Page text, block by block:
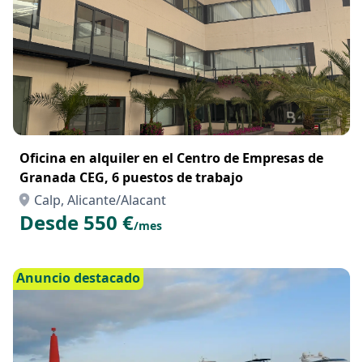
Oficina en alquiler en el Centro de Empresas de
Granada CEG, 6 puestos de trabajo
Calp, Alicante/Alacant
Desde 550 €/mes
Anuncio destacado